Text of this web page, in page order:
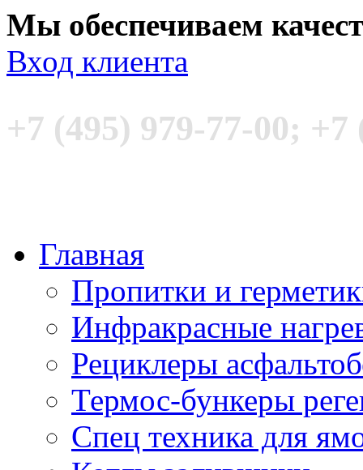
Мы обеспечиваем
Вход клиента
+7 (495) 979-77-00; +7
Главная
Пропитки и
Инфракрасные
Рециклеры
Термос-бункеры
Спец техника для